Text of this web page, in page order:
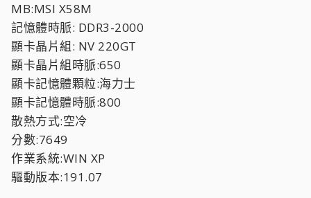
MB:MSI X58M
記憶體時脈: DDR3-2000
顯卡晶片組: NV 220GT
顯卡晶片組時脈:650
顯卡記憶體顆粒:海力士
顯卡記憶體時脈:800
散熱方式:空冷
分數:7649
作業系統:WIN XP
驅動版本:191.07